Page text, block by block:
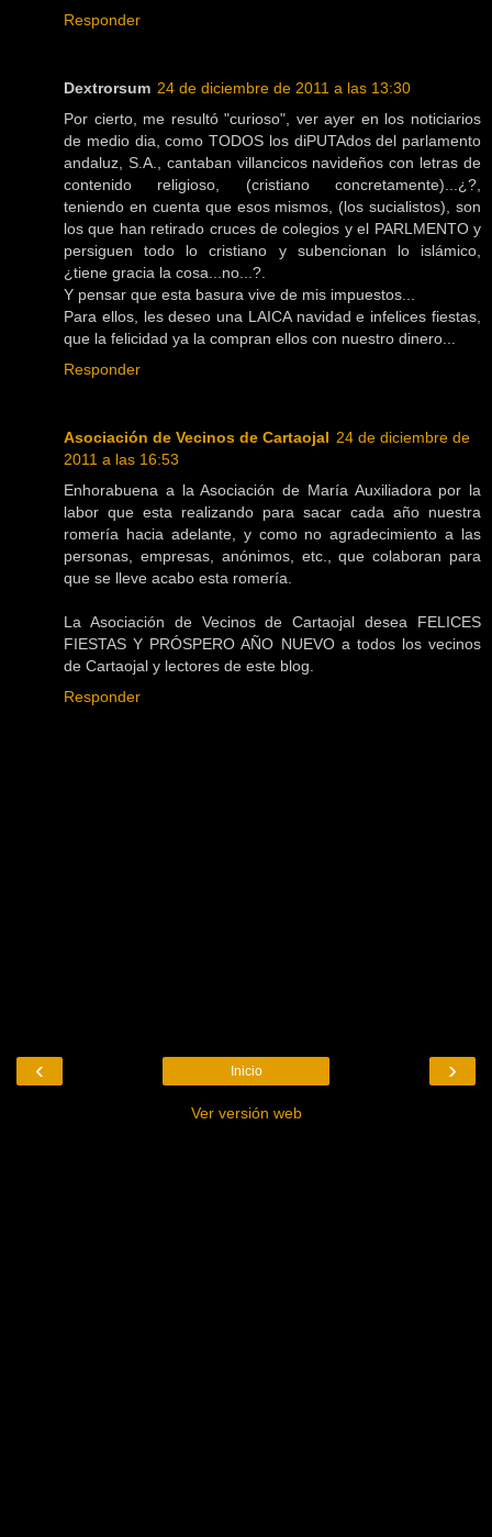
Responder
Dextrorsum 24 de diciembre de 2011 a las 13:30
Por cierto, me resultó "curioso", ver ayer en los noticiarios
de medio dia, como TODOS los diPUTAdos del parlamento
andaluz, S.A., cantaban villancicos navideños con letras de
contenido religioso, (cristiano concretamente)...¿?,
teniendo en cuenta que esos mismos, (los sucialistos), son
los que han retirado cruces de colegios y el PARLMENTO y
persiguen todo lo cristiano y subencionan lo islámico,
¿tiene gracia la cosa...no...?.
Y pensar que esta basura vive de mis impuestos...
Para ellos, les deseo una LAICA navidad e infelices fiestas,
que la felicidad ya la compran ellos con nuestro dinero...
Responder
Asociación de Vecinos de Cartaojal 24 de diciembre de
2011 a las 16:53
Enhorabuena a la Asociación de María Auxiliadora por la
labor que esta realizando para sacar cada año nuestra
romería hacia adelante, y como no agradecimiento a las
personas, empresas, anónimos, etc., que colaboran para
que se lleve acabo esta romería.
La Asociación de Vecinos de Cartaojal desea FELICES
FIESTAS Y PRÓSPERO AÑO NUEVO a todos los vecinos
de Cartaojal y lectores de este blog.
Responder
‹ ›
Inicio
Ver versión web